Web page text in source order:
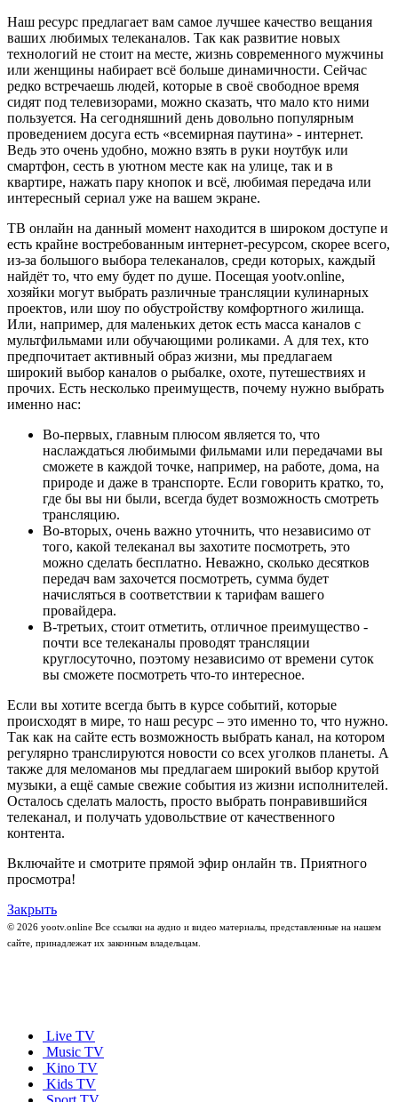
Наш ресурс предлагает вам самое лучшее качество вещания
ваших любимых телеканалов. Так как развитие новых
технологий не стоит на месте, жизнь современного мужчины
или женщины набирает всё больше динамичности. Сейчас
редко встречаешь людей, которые в своё свободное время
сидят под телевизорами, можно сказать, что мало кто ними
пользуется. На сегодняшний день довольно популярным
проведением досуга есть «всемирная паутина» - интернет.
Ведь это очень удобно, можно взять в руки ноутбук или
смартфон, сесть в уютном месте как на улице, так и в
квартире, нажать пару кнопок и всё, любимая передача или
интересный сериал уже на вашем экране.
ТВ онлайн на данный момент находится в широком доступе и
есть крайне востребованным интернет-ресурсом, скорее всего,
из-за большого выбора телеканалов, среди которых, каждый
найдёт то, что ему будет по душе. Посещая yootv.online,
хозяйки могут выбрать различные трансляции кулинарных
проектов, или шоу по обустройству комфортного жилища.
Или, например, для маленьких деток есть масса каналов с
мультфильмами или обучающими роликами. А для тех, кто
предпочитает активный образ жизни, мы предлагаем
широкий выбор каналов о рыбалке, охоте, путешествиях и
прочих. Есть несколько преимуществ, почему нужно выбрать
именно нас:
Во-первых, главным плюсом является то, что
наслаждаться любимыми фильмами или передачами вы
сможете в каждой точке, например, на работе, дома, на
природе и даже в транспорте. Если говорить кратко, то,
где бы вы ни были, всегда будет возможность смотреть
трансляцию.
Во-вторых, очень важно уточнить, что независимо от
того, какой телеканал вы захотите посмотреть, это
можно сделать бесплатно. Неважно, сколько десятков
передач вам захочется посмотреть, сумма будет
начисляться в соответствии к тарифам вашего
провайдера.
В-третьих, стоит отметить, отличное преимущество -
почти все телеканалы проводят трансляции
круглосуточно, поэтому независимо от времени суток
вы сможете посмотреть что-то интересное.
Если вы хотите всегда быть в курсе событий, которые
происходят в мире, то наш ресурс – это именно то, что нужно.
Так как на сайте есть возможность выбрать канал, на котором
регулярно транслируются новости со всех уголков планеты. А
также для меломанов мы предлагаем широкий выбор крутой
музыки, а ещё самые свежие события из жизни исполнителей.
Осталось сделать малость, просто выбрать понравившийся
телеканал, и получать удовольствие от качественного
контента.
Включайте и смотрите прямой эфир онлайн тв. Приятного
просмотра!
Закрыть
© 2026 yootv.online Все ссылки на аудио и видео материалы, представленные на нашем
сайте, принадлежат их законным владельцам.
Live TV
Music TV
Kino TV
Kids TV